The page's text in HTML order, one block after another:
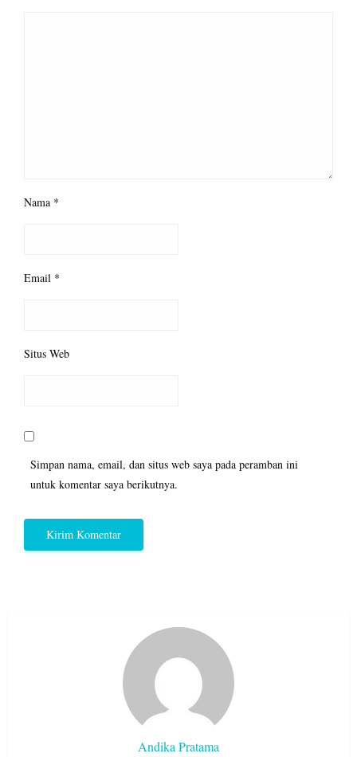
Nama *
Email *
Situs Web
Simpan nama, email, dan situs web saya pada peramban ini
untuk komentar saya berikutnya.
Andika Pratama